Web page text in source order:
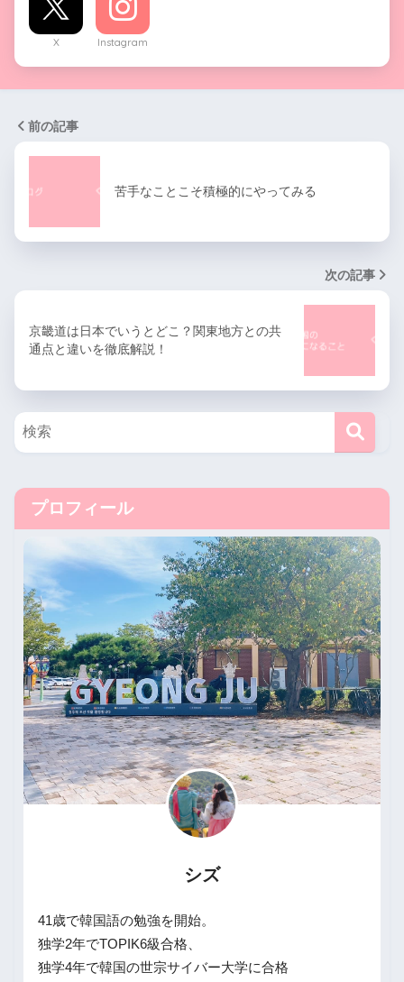
X Instagram
前の記事
苦手なことこそ積極的にやってみる
次の記事
京畿道は日本でいうとどこ？関東地方との共
通点と違いを徹底解説！
プロフィール
シズ
41歳で韓国語の勉強を開始。
独学2年でTOPIK6級合格、
独学4年で韓国の世宗サイバー大学に合格